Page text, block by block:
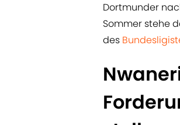
Dortmunder
Sommer stehe
des